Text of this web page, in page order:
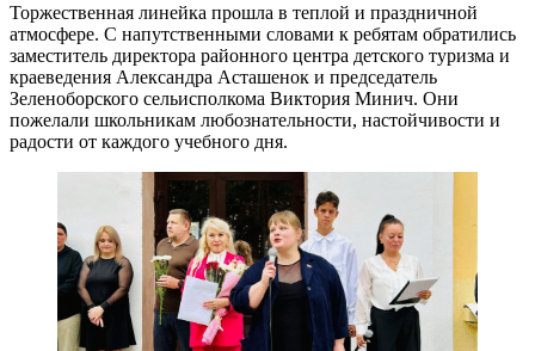
Торжественная линейка прошла в теплой и праздничной
атмосфере. С напутственными словами к ребятам обратились
заместитель директора районного центра детского туризма и
краеведения Александра Асташенок и председатель
Зеленоборского сельисполкома Виктория Минич. Они
пожелали школьникам любознательности, настойчивости и
радости от каждого учебного дня.